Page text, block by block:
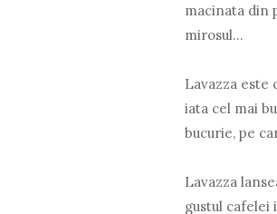
macinata din
mirosul...
Lavazza este
iata cel mai
bucurie, pe
Lavazza
gustul cafelei